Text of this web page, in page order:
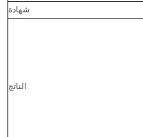
شهادة
الناتج